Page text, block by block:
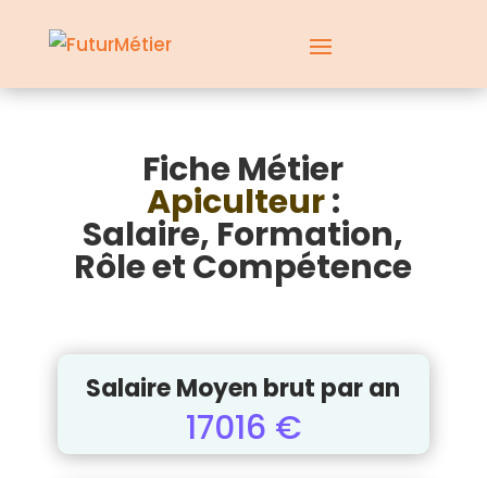
Fiche Métier
Apiculteur:
Salaire, Formation,
Rôle et Compétence
Salaire Moyen brut par an
17016 €